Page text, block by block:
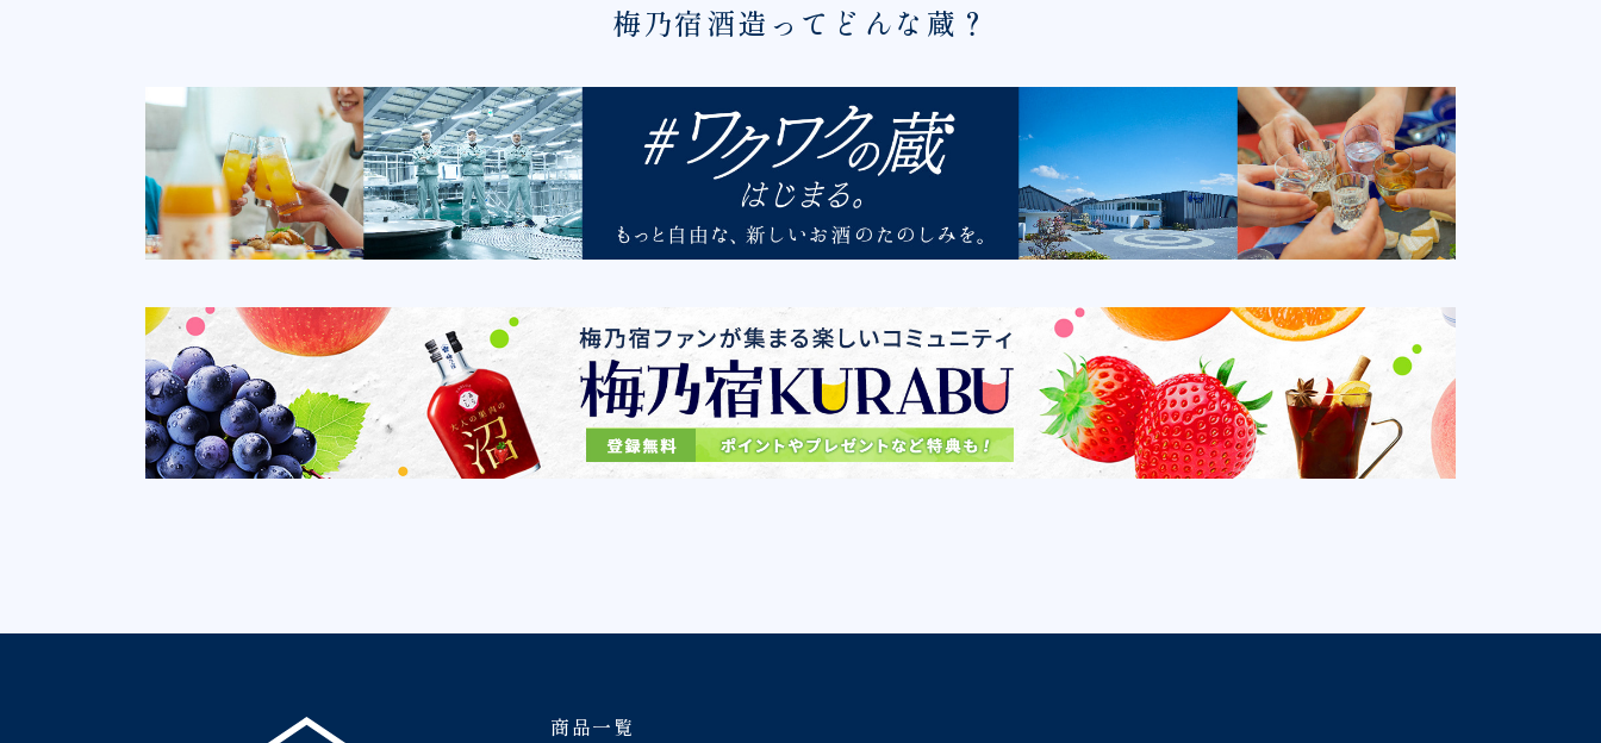
梅乃宿酒造ってどんな蔵？
商品一覧